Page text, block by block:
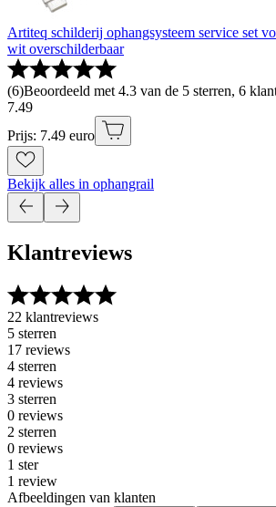
Artiteq schilderij ophangsysteem service set
wit overschilderbaar
(6)Beoordeeld met 4.3 van de 5 sterren, 6
7.49
Prijs: 7.49 euro
Bekijk alles in ophangrail
Klantreviews
22 klantreviews
5 sterren
17 reviews
4 sterren
4 reviews
3 sterren
0 reviews
2 sterren
0 reviews
1 ster
1 review
Afbeeldingen van klanten